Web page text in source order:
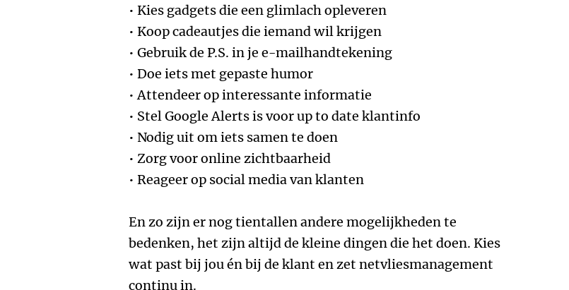
• Kies gadgets die een glimlach opleveren
• Koop cadeautjes die iemand wil krijgen
• Gebruik de P.S. in je e-mailhandtekening
• Doe iets met gepaste humor
• Attendeer op interessante informatie
• Stel Google Alerts is voor up to date klantinfo
• Nodig uit om iets samen te doen
• Zorg voor online zichtbaarheid
• Reageer op social media van klanten
En zo zijn er nog tientallen andere mogelijkheden te
bedenken, het zijn altijd de kleine dingen die het doen. Kies
wat past bij jou én bij de klant en zet netvliesmanagement
continu in.